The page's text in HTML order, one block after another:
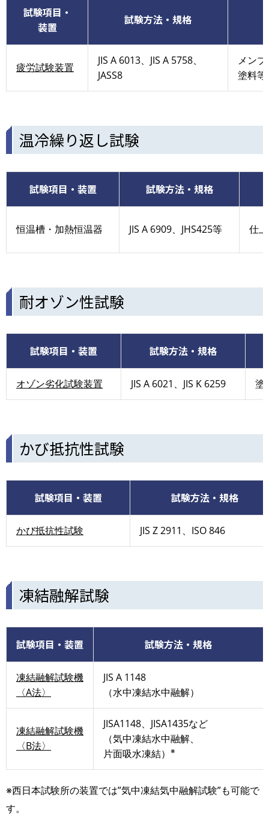
試験項目・
装置
試験方法・規格
疲労試験装置
JIS A 6013、JIS A 5758、
JASS8
メン
塗料等
温冷繰り返し試験
試験項目・装置 試験方法・規格
恒温槽・加熱恒温器 JIS A 6909、JHS425等 仕
耐オゾン性試験
試験項目・装置 試験方法・規格
オゾン劣化試験装置 JIS A 6021、JIS K 6259 塗
かび抵抗性試験
試験項目・装置 試験方法・規格
かび抵抗性試験 JIS Z 2911、ISO 846
凍結融解試験
試験項目・装置 試験方法・規格
凍結融解試験機
〈A法〉
JIS A 1148
（水中凍結水中融解）
凍結融解試験機
〈B法〉
JISA1148、JISA1435など
（気中凍結水中融解、
片面吸水凍結） ※
※西日本試験所の装置では”気中凍結気中融解試験”も可能で
す。